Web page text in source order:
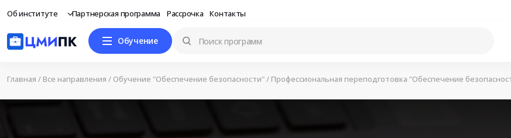
Об институте Партнерская программа Рассрочка Контакты
Обучение
Главная / Все направления / Обучение "Обеспечение безопасности"/ Профессиональная переподготовка "Обеспечение